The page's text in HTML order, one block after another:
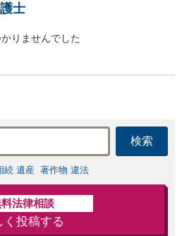
士
りませんでした
検索
続 遺産 著作物 違法
法律相談
く投稿する